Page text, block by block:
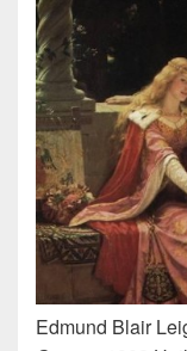
Edmund Blair